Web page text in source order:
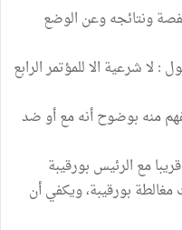
ونتائجه وعن الوضع
لا شرعية الا للمؤتمر الرابع
منه بوضوح أنه مع أو ضد
مع الرئيس بورقيبة
مغالطة بورقيبة، ويكفي أن